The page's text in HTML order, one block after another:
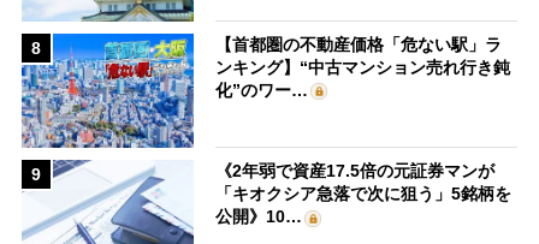
8
【首都圏の不動産価格「危ない駅」ラ
ンキング】“中古マンション売れ行き鈍
化”のワー…
9
《2年弱で資産17.5倍の元証券マンが
「キオクシア急落で次に狙う」5銘柄を
公開》10…